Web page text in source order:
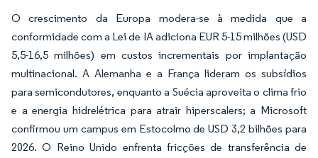
O crescimento da Europa modera-se à medida que a
conformidade com a Lei de IA adiciona EUR 5-15 milhões (USD
5,5-16,5 milhões) em custos incrementais por implantação
multinacional. A Alemanha e a França lideram os subsídios
para semicondutores, enquanto a Suécia aproveita o clima frio
e a energia hidrelétrica para atrair hiperscalers; a Microsoft
confirmou um campus em Estocolmo de USD 3,2 bilhões para
2026. O Reino Unido enfrenta fricções de transferência de